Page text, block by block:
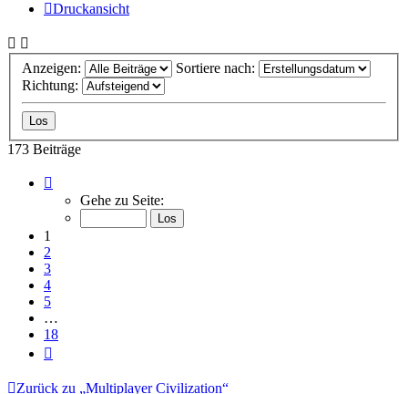
Druckansicht
Anzeigen:
Sortiere nach:
Richtung:
173 Beiträge
von
Gehe zu Seite:
1
2
3
4
5
…
18
Zurück zu „Multiplayer Civilization“